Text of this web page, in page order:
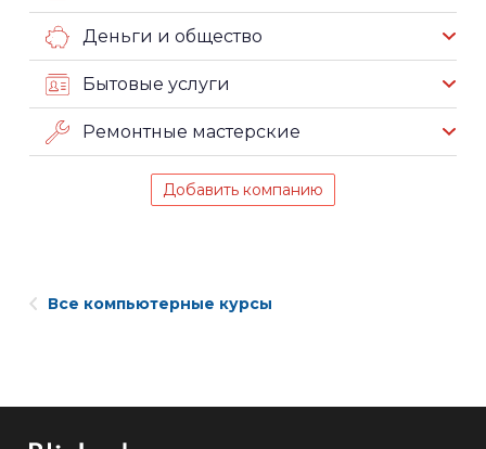
Деньги и общество
Бытовые услуги
Ремонтные мастерские
Добавить компанию
Все компьютерные курсы